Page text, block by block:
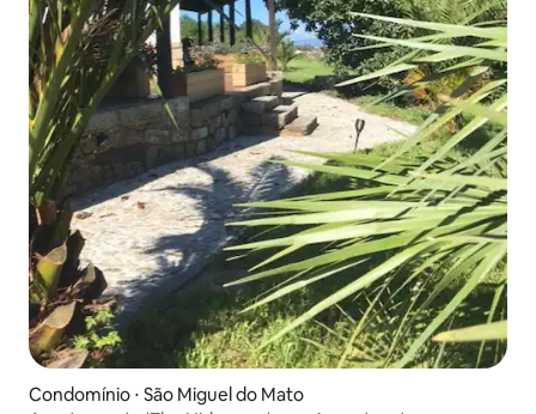
Condomínio ⋅ São Miguel do Mato